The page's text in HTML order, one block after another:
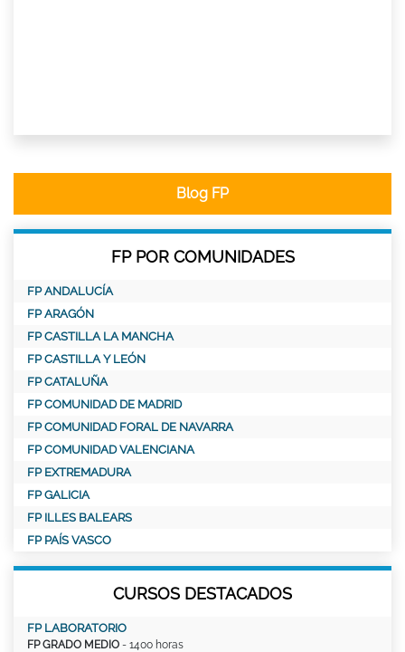
Blog FP
FP POR COMUNIDADES
FP ANDALUCÍA
FP ARAGÓN
FP CASTILLA LA MANCHA
FP CASTILLA Y LEÓN
FP CATALUÑA
FP COMUNIDAD DE MADRID
FP COMUNIDAD FORAL DE NAVARRA
FP COMUNIDAD VALENCIANA
FP EXTREMADURA
FP GALICIA
FP ILLES BALEARS
FP PAÍS VASCO
CURSOS DESTACADOS
FP LABORATORIO
FP GRADO MEDIO - 1400 horas